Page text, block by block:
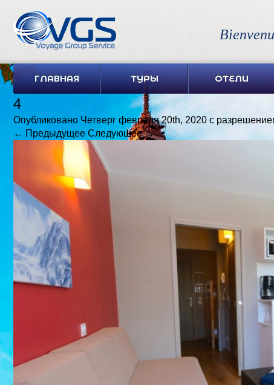
ГЛАВНАЯ ТУРЫ ОТЕЛИ
4
Опубликовано Четверг февраля 20th, 2020 с
← Предыдущее Следующее →